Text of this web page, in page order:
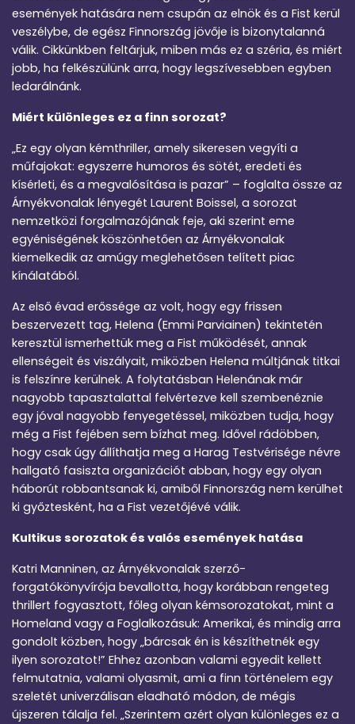
események hatására nem csupán az elnök és a Fist kerül
veszélybe, de egész Finnország jövője is bizonytalanná
válik. Cikkünkben feltárjuk, miben más ez a széria, és miért
jobb, ha felkészülünk arra, hogy legszívesebben egyben
ledarálnánk.
Miért különleges ez a finn sorozat?
„Ez egy olyan kémthriller, amely sikeresen vegyíti a
műfajokat: egyszerre humoros és sötét, eredeti és
kísérleti, és a megvalósítása is pazar” – foglalta össze az
Árnyékvonalak lényegét Laurent Boissel, a sorozat
nemzetközi forgalmazójának feje, aki szerint eme
egyéniségének köszönhetően az Árnyékvonalak
kiemelkedik az amúgy meglehetősen telített piac
kínálatából.
Az első évad erőssége az volt, hogy egy frissen
beszervezett tag, Helena (Emmi Parviainen) tekintetén
keresztül ismerhettük meg a Fist működését, annak
ellenségeit és viszályait, miközben Helena múltjának titkai
is felszínre kerülnek. A folytatásban Helenának már
nagyobb tapasztalattal felvértezve kell szembenéznie
egy jóval nagyobb fenyegetéssel, miközben tudja, hogy
még a Fist fejében sem bízhat meg. Idővel rádöbben,
hogy csak úgy állíthatja meg a Harag Testvérisége névre
hallgató fasiszta organizációt abban, hogy egy olyan
háborút robbantsanak ki, amiből Finnország nem kerülhet
ki győztesként, ha a Fist vezetőjévé válik.
Kultikus sorozatok és valós események hatása
Katri Manninen, az Árnyékvonalak szerző-
forgatókönyvírója bevallotta, hogy korábban rengeteg
thrillert fogyasztott, főleg olyan kémsorozatokat, mint a
Homeland vagy a Foglalkozásuk: Amerikai, és mindig arra
gondolt közben, hogy „bárcsak én is készíthetnék egy
ilyen sorozatot!” Ehhez azonban valami egyedit kellett
felmutatnia, valami olyasmit, ami a finn történelem egy
szeletét univerzálisan eladható módon, de mégis
újszeren tálalja fel. „Szerintem azért olyan különleges ez a